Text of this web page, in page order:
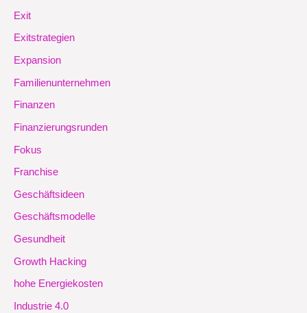
Exit
Exitstrategien
Expansion
Familienunternehmen
Finanzen
Finanzierungsrunden
Fokus
Franchise
Geschäftsideen
Geschäftsmodelle
Gesundheit
Growth Hacking
hohe Energiekosten
Industrie 4.0